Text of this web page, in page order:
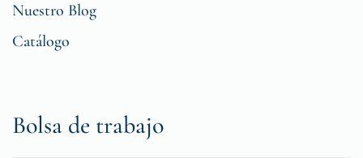
Nuestro Blog
Catálogo
Bolsa de trabajo